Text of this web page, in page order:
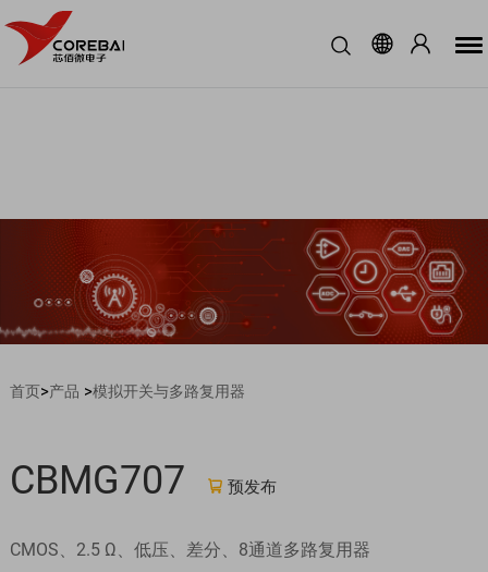
首页>产品 >模拟开关与多路复用器
CBMG707  预发布
CMOS、2.5 Ω、低压、差分、8通道多路复用器